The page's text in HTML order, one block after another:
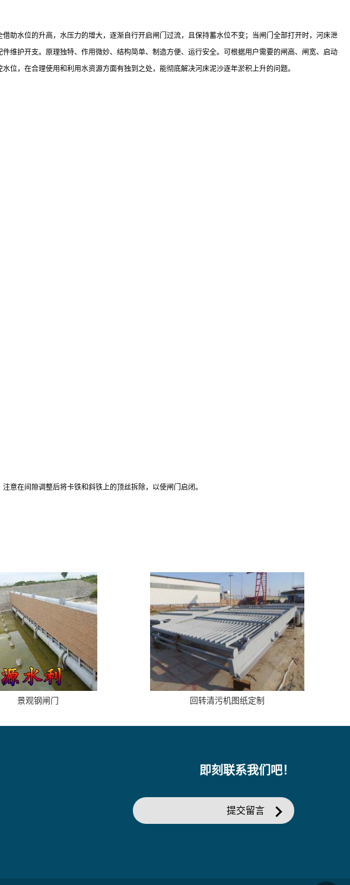
助水位的升高，水压力的增大，逐渐自行开启闸门过流，且保持蓄水位不变；当闸门全部打开时，河床泄
维护开支。原理独特、作用微妙、结构简单、制造方便、运行安全。可根据用户需要的闸高、闸宽、启动
，在合理使用和利用水资源方面有独到之处，能彻底解决河床泥沙逐年淤积上升的问题。
意在间隙调整后将卡铁和斜铁上的顶丝拆除，以使闸门启闭。
景观钢闸门 回转清污机图纸定制
即刻联系我们吧！
提交留言